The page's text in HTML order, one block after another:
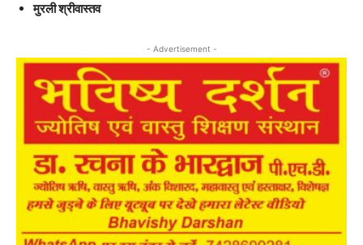
मुरली श्रीवास्तव
- Advertisement -